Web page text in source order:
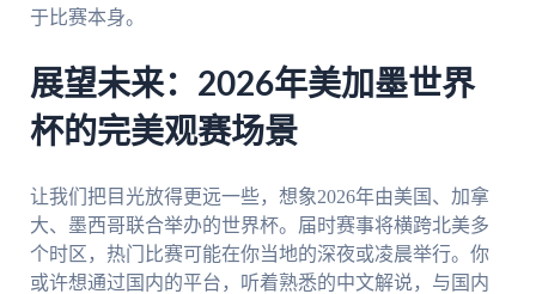
于比赛本身。
展望未来：2026年美加墨世界
杯的完美观赛场景
让我们把目光放得更远一些，想象2026年由美国、加拿
大、墨西哥联合举办的世界杯。届时赛事将横跨北美多
个时区，热门比赛可能在你当地的深夜或凌晨举行。你
或许想通过国内的平台，听着熟悉的中文解说，与国内